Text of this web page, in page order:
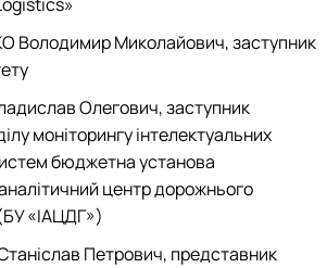
Володимир Миколайович, заступник
Олегович, заступник
моніторингу інтелектуальних
бюджетна установа
центр дорожнього
«ІАЦДГ»)
Петрович, представник